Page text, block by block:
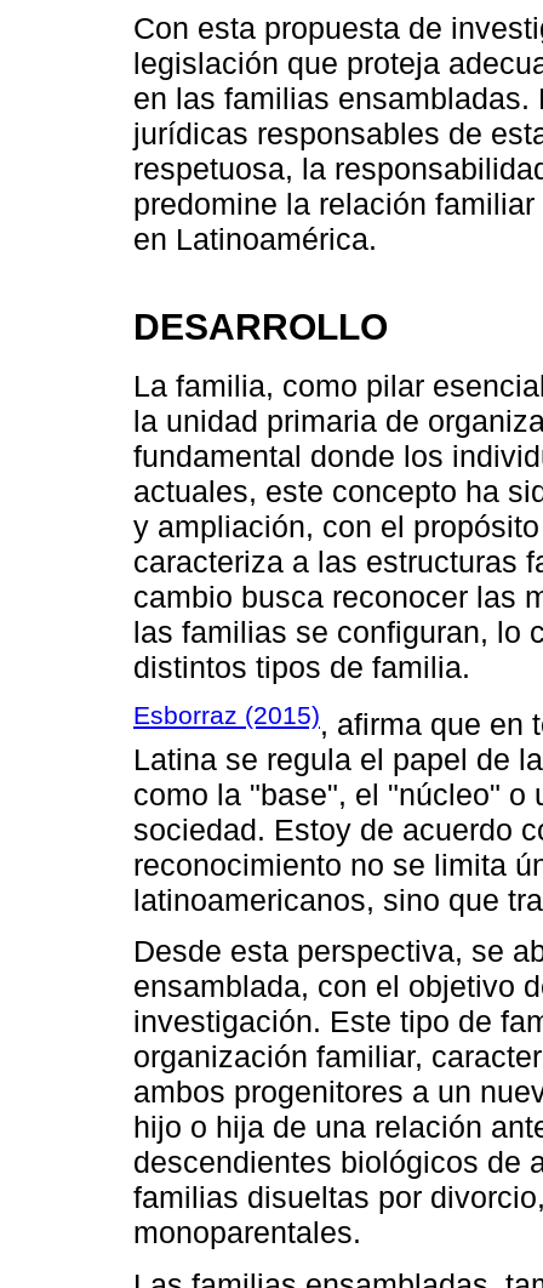
Con esta propuesta de
legislación que proteja
en las familias
jurídicas responsables de
respetuosa, la
predomine la relación
en Latinoamérica.
DESARROLLO
La familia, como pilar
la unidad primaria de
fundamental donde los
actuales, este concepto ha
y ampliación, con el
caracteriza a las estructuras
cambio busca reconocer las
las familias se configuran, lo
distintos tipos de familia.
Esborraz (2015), afirma que en
Latina se regula el papel de
como la "base", el "núcleo" o
sociedad. Estoy de acuerdo
reconocimiento no se limita
latinoamericanos, sino que
Desde esta perspectiva, se
ensamblada, con el objetivo
investigación. Este tipo de
organización familiar,
ambos progenitores a un
hijo o hija de una relación
descendientes biológicos de
familias disueltas por
monoparentales.